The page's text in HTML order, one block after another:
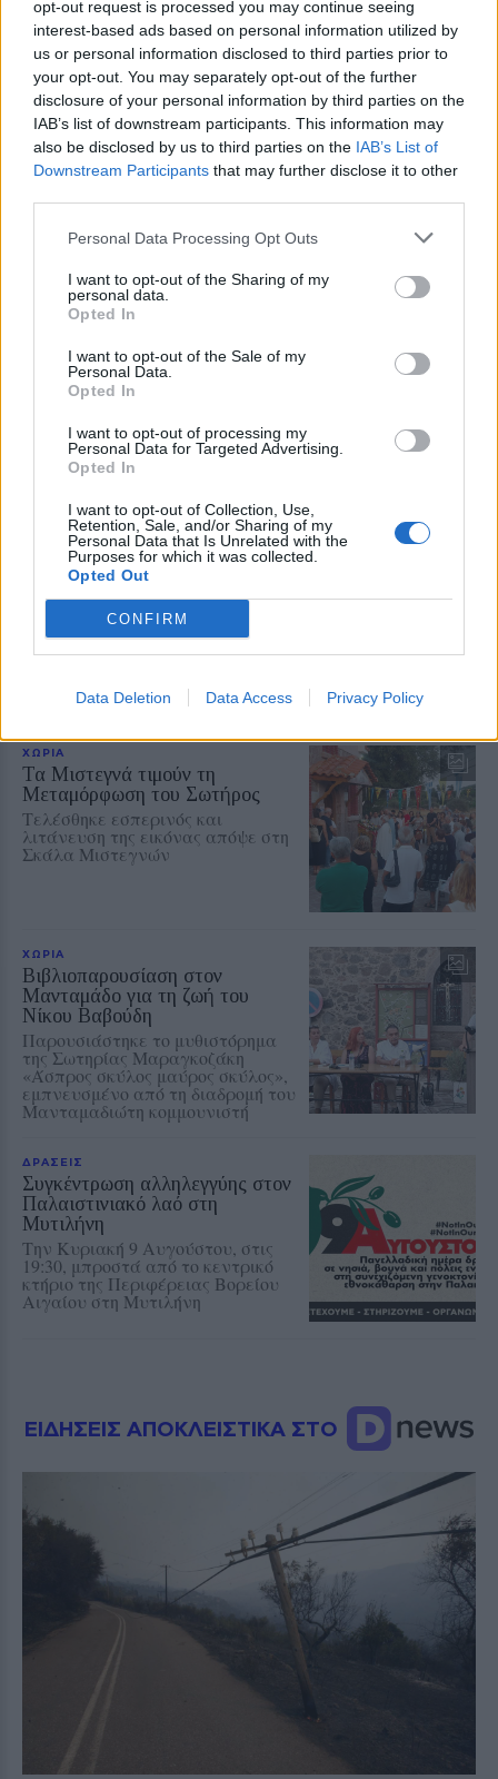
opt-out request is processed you may continue seeing
interest-based ads based on personal information utilized by
us or personal information disclosed to third parties prior to
your opt-out. You may separately opt-out of the further
disclosure of your personal information by third parties on the
IAB’s list of downstream participants. This information may
also be disclosed by us to third parties on the IAB’s List of
Downstream Participants that may further disclose it to other
Personal Data Processing Opt Outs
I want to opt-out of the Sharing of my
personal data.
Opted In
I want to opt-out of the Sale of my
Personal Data.
Opted In
I want to opt-out of processing my
Personal Data for Targeted Advertising.
Opted In
I want to opt-out of Collection, Use,
Retention, Sale, and/or Sharing of my
Personal Data that Is Unrelated with the
Purposes for which it was collected.
Opted Out
CONFIRM
Data Deletion Data Access Privacy Policy
για την ειρήνη – Όταν οι Έλληνες
και οι Τούρκοι χωρίστηκαν»,
παρουσία του σκηνοθέτη Osman
ΑΓΡΟΤΕΣ
«Σώστε τον κτηνοτρόφο από τον
αφανισμό»
Παρέμβαση του Αγροτικού
Συλλόγου Μανταμάδου για τον
Ρίτας Αντωνοπούλου
λύματα σε ρέμα της
Λουτρόπολης Θερμής
Κάτοικος της περιοχής κάνει λόγο
για χρόνια έλλειψη καθαρισμού
και σπασμένους αγωγούς
αποχέτευσης μέσα στην κοίτη
ΡΕΠΟΡΤΑΖ ΕΚΠΑΙΔΕΥΣΗ
Η επόμενη μέρα στα σχολεία της
Μυτιλήνης μετά την κατάργηση
των σχολικών επιτροπών
Πάγιες προκαταβολές στους
διευθυντές και σειρά εργολαβιών
προβλέπονται για κάθε σχολική
μονάδα
ΧΩΡΙΑ
Τα Μιστεγνά τιμούν τη
Μεταμόρφωση του Σωτήρος
Τελέσθηκε εσπερινός και
λιτάνευση της εικόνας απόψε στη
Σκάλα Μιστεγνών
ΧΩΡΙΑ
Βιβλιοπαρουσίαση στον
Μανταμάδο για τη ζωή του
Νίκου Βαβούδη
Παρουσιάστηκε το μυθιστόρημα
της Σωτηρίας Μαραγκοζάκη
«Άσπρος σκύλος μαύρος σκύλος»,
εμπνευσμένο από τη διαδρομή του
Μανταμαδιώτη κομμουνιστή
ΔΡΑΣΕΙΣ
Συγκέντρωση αλληλεγγύης στον
Παλαιστινιακό λαό στη
Μυτιλήνη
Την Κυριακή 9 Αυγούστου, στις
19:30, μπροστά από το κεντρικό
κτήριο της Περιφέρειας Βορείου
Αιγαίου στη Μυτιλήνη
ΕΙΔΗΣΕΙΣ ΑΠΟΚΛΕΙΣΤΙΚΑ ΣΤΟ